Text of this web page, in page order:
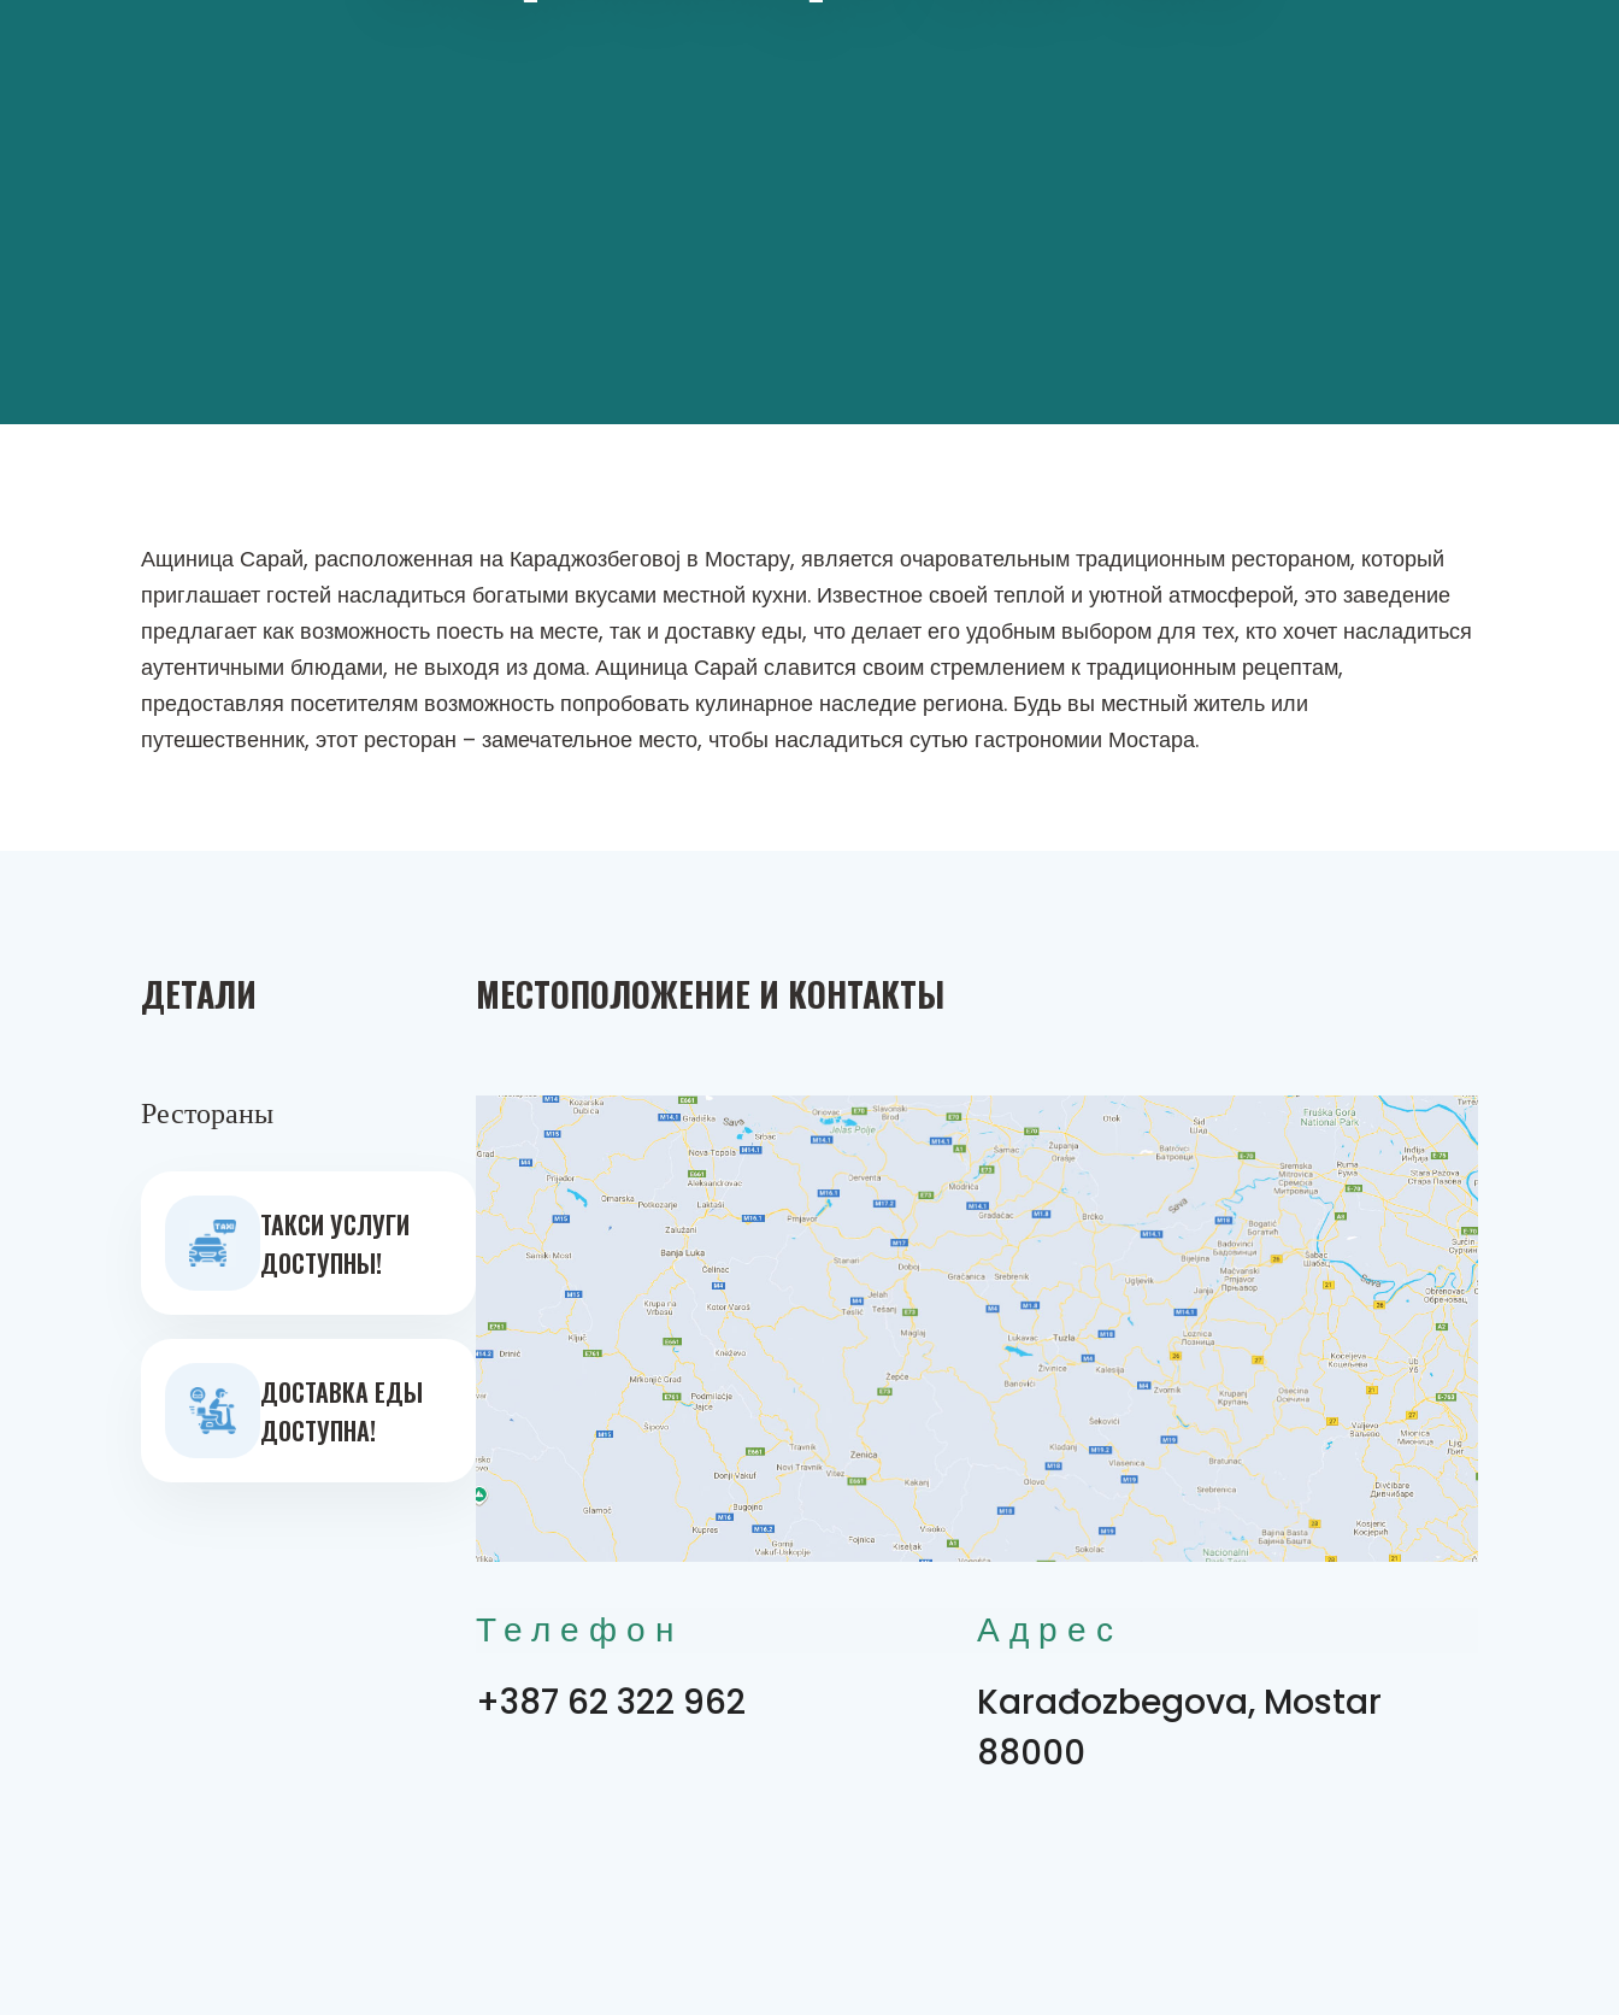
Ащиница Сарай, расположенная на Караджозбеговој в Мостару, является очаровательным традиционным рестораном, который
приглашает гостей насладиться богатыми вкусами местной кухни. Известное своей теплой и уютной атмосферой, это заведение
предлагает как возможность поесть на месте, так и доставку еды, что делает его удобным выбором для тех, кто хочет насладиться
аутентичными блюдами, не выходя из дома. Ащиница Сарай славится своим стремлением к традиционным рецептам,
предоставляя посетителям возможность попробовать кулинарное наследие региона. Будь вы местный житель или
путешественник, этот ресторан – замечательное место, чтобы насладиться сутью гастрономии Мостара.
ДЕТАЛИ
Рестораны
ТАКСИ УСЛУГИ
ДОСТУПНЫ!
ДОСТАВКА ЕДЫ
ДОСТУПНА!
МЕСТОПОЛОЖЕНИЕ И КОНТАКТЫ
Телефон
+387 62 322 962
Адрес
Karađozbegova, Mostar
88000